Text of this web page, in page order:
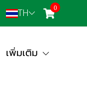
TH 0
เพิ่มเติม